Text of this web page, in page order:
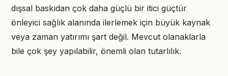
dışsal baskıdan çok daha güçlü bir itici güçtür
önleyici sağlık alanında ilerlemek için büyük kaynak
veya zaman yatırımı şart değil. Mevcut olanaklarla
bile çok şey yapılabilir, önemli olan tutarlılık.